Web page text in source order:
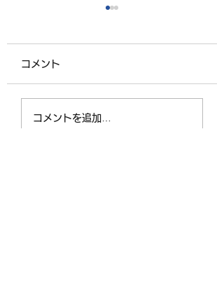
夏の奉仕作業がありま
コメント
コメントを追加…